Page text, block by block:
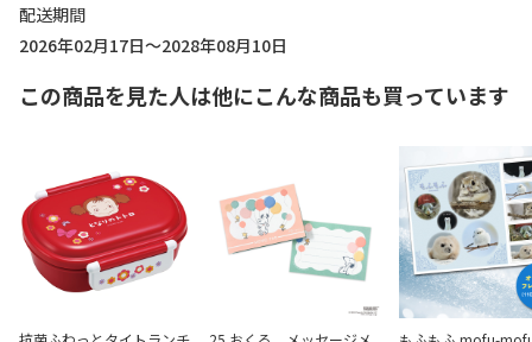
配送期間
2026年02月17日～2028年08月10日
この商品を見た人は他にこんな商品も買っています